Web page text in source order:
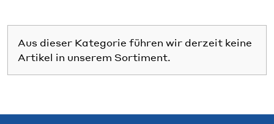
Aus dieser Kategorie führen wir derzeit keine
Artikel in unserem Sortiment.